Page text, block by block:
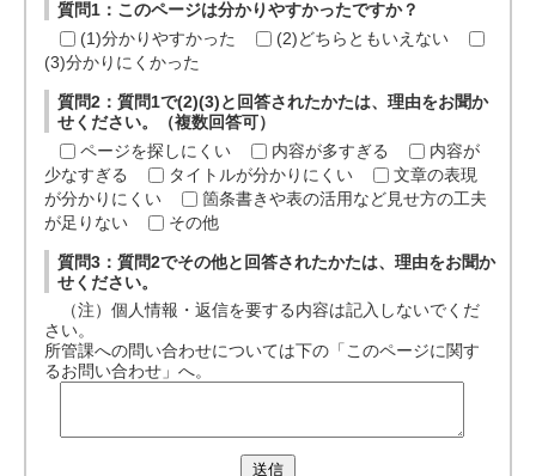
質問1：このページは分かりやすかったですか？
(1)分かりやすかった
(2)どちらともいえない
(3)分かりにくかった
質問2：質問1で(2)(3)と回答されたかたは、理由をお聞か
せください。（複数回答可）
ページを探しにくい
内容が多すぎる
内容が
少なすぎる
タイトルが分かりにくい
文章の表現
が分かりにくい
箇条書きや表の活用など見せ方の工夫
が足りない
その他
質問3：質問2でその他と回答されたかたは、理由をお聞か
せください。
（注）個人情報・返信を要する内容は記入しないでくだ
さい。
所管課への問い合わせについては下の「このページに関す
るお問い合わせ」へ。
送信